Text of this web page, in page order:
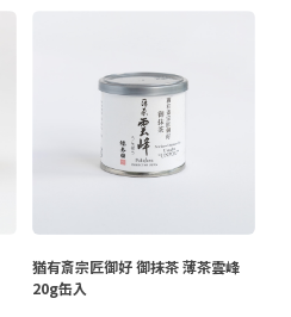
猶有斎宗匠御好 御抹茶 薄茶雲峰
20g缶入